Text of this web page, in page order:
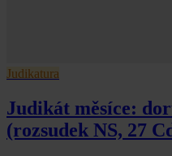
Judikatura
Judikát měsíce:
(rozsudek NS, 27